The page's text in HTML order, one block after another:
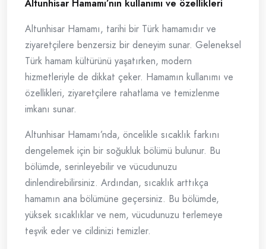
Altunhisar Hamamı’nın kullanımı ve özellikleri
Altunhisar Hamamı, tarihi bir Türk hamamıdır ve
ziyaretçilere benzersiz bir deneyim sunar. Geleneksel
Türk hamam kültürünü yaşatırken, modern
hizmetleriyle de dikkat çeker. Hamamın kullanımı ve
özellikleri, ziyaretçilere rahatlama ve temizlenme
imkanı sunar.
Altunhisar Hamamı’nda, öncelikle sıcaklık farkını
dengelemek için bir soğukluk bölümü bulunur. Bu
bölümde, serinleyebilir ve vücudunuzu
dinlendirebilirsiniz. Ardından, sıcaklık arttıkça
hamamın ana bölümüne geçersiniz. Bu bölümde,
yüksek sıcaklıklar ve nem, vücudunuzu terlemeye
teşvik eder ve cildinizi temizler.